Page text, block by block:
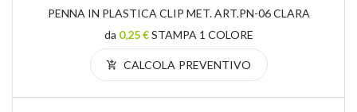
PENNA IN PLASTICA CLIP MET. ART.PN-06 CLARA
da 0,25 €STAMPA 1 COLORE
CALCOLA PREVENTIVO